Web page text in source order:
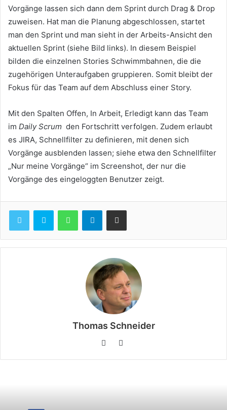
Vorgänge lassen sich dann dem Sprint durch Drag & Drop
zuweisen. Hat man die Planung abgeschlossen, startet
man den Sprint und man sieht in der Arbeits-Ansicht den
aktuellen Sprint (siehe Bild links). In diesem Beispiel
bilden die einzelnen Stories Schwimmbahnen, die die
zugehörigen Unteraufgaben gruppieren. Somit bleibt der
Fokus für das Team auf dem Abschluss einer Story.
Mit den Spalten Offen, In Arbeit, Erledigt kann das Team
im Daily Scrum den Fortschritt verfolgen. Zudem erlaubt
es JIRA, Schnellfilter zu definieren, mit denen sich
Vorgänge ausblenden lassen; siehe etwa den Schnellfilter
„Nur meine Vorgänge“ im Screenshot, der nur die
Vorgänge des eingeloggten Benutzer zeigt.
Telegram
Thomas Schneider